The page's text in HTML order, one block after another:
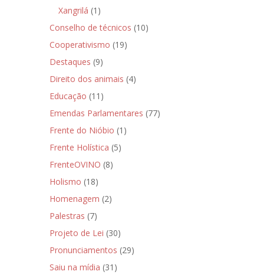
Xangrilá (1)
Conselho de técnicos (10)
Cooperativismo (19)
Destaques (9)
Direito dos animais (4)
Educação (11)
Emendas Parlamentares (77)
Frente do Nióbio (1)
Frente Holística (5)
FrenteOVINO (8)
Holismo (18)
Homenagem (2)
Palestras (7)
Projeto de Lei (30)
Pronunciamentos (29)
Saiu na mídia (31)